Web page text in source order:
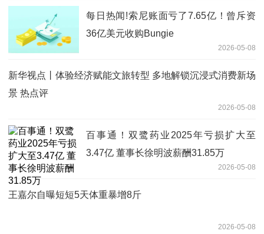
每日热闻!索尼账面亏了7.65亿！曾斥资
36亿美元收购Bungie
2026-05-08
新华视点丨体验经济赋能文旅转型 多地解锁沉浸式消费新场
景 热点评
2026-05-08
百事通！双鹭药业2025年亏损扩大至
3.47亿 董事长徐明波薪酬31.85万
2026-05-08
王嘉尔自曝短短5天体重暴增8斤
2026-05-08